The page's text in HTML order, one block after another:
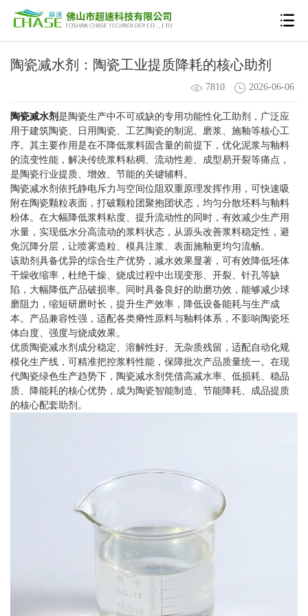
陶瓷减水剂：陶瓷工业提质降耗的核心助剂
7810 2026-06-06
陶瓷减水剂 是陶瓷生产中不可或缺的专用功能性化工助剂，广泛应
用于建筑陶瓷、日用陶瓷、工艺陶瓷的制泥、磨浆、施釉等核心工
序。其主要作用是在不降低浆料固含量的前提下，优化泥浆与釉料
的流变性能，解决传统浆料粘稠、流动性差、成型易开裂等痛点，
是陶瓷行业提质、增效、节能的关键辅料。
陶瓷减水剂依托静电斥力与空间位阻双重原理发挥作用，可快速吸
附在陶瓷颗粒表面，打破颗粒团聚抱团状态，均匀分散坯料与釉料
粉体。在大幅降低浆料粘度、提升流动性的同时，有效减少生产用
水量，实现低水分高流动的浆料状态，从源头改善浆料稳定性，避
免沉降分层，让喷雾造粒、模具注浆、表面施釉更均匀流畅。
该助剂具备优异的综合生产优势，减水效果显著，可有效降低坯体
干燥收缩率，杜绝干燥、烧成过程中出现变形、开裂、针孔等缺
陷，大幅降低产品破损率。同时具备良好的助磨功效，能够减少球
磨阻力，缩短研磨时长，提升生产效率，降低设备能耗与生产成
本。产品兼容性强，适配各类瘠性原料与釉料体系，不影响陶瓷坯
体白度、强度与烧成效果。
优质陶瓷减水剂成分稳定、溶解性好、无杂质残留，适配自动化规
模化生产线，可精准把控浆料性能，保障批次产品质量统一。在现
代陶瓷绿色生产趋势下，陶瓷减水剂凭借高减水率、低损耗、稳品
质、降能耗的核心优势，成为陶瓷智能制造、节能降耗、成品提质
的核心配套助剂。